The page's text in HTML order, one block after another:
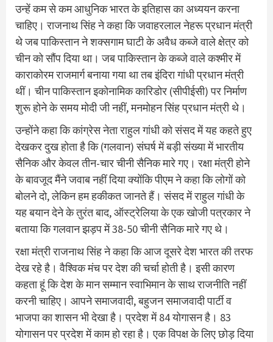
उन्हें कम से कम आधुनिक भारत के इतिहास का अध्ययन करना
चाहिए। राजनाथ सिंह ने कहा कि जवाहरलाल नेहरू प्रधान मंत्री
थे जब पाकिस्तान ने शक्सगाम घाटी के अवैध कब्जे वाले क्षेत्र को
चीन को सौंप दिया था। जब पाकिस्तान के कब्जे वाले कश्मीर में
काराकोरम राजमार्ग बनाया गया था तब इंदिरा गांधी प्रधान मंत्री
थीं। चीन पाकिस्तान इकोनामिक कारिडोर (सीपीईसी) पर निर्माण
शुरू होने के समय मोदी जी नहीं, मनमोहन सिंह प्रधान मंत्री थे।
उन्होंने कहा कि कांग्रेस नेता राहुल गांधी को संसद में यह कहते हुए
देखकर दुख होता है कि (गलवान) संघर्ष में बड़ी संख्या में भारतीय
सैनिक और केवल तीन-चार चीनी सैनिक मारे गए। रक्षा मंत्री होने
के बावजूद मैंने जवाब नहीं दिया क्योंकि पीएम ने कहा कि लोगों को
बोलने दो, लेकिन हम हकीकत जानते हैं। संसद में राहुल गांधी के
यह बयान देने के तुरंत बाद, ऑस्ट्रेलिया के एक खोजी पत्रकार ने
बताया कि गलवान झड़प में 38-50 चीनी सैनिक मारे गए थे।
रक्षा मंत्री राजनाथ सिंह ने कहा कि आज दूसरे देश भारत की तरफ
देख रहे है। वैश्विक मंच पर देश की चर्चा होती है। इसी कारण
कहता हूं कि देश के मान सम्मान स्वाभिमान के साथ राजनीति नहीं
करनी चाहिए। आपने समाजवादी, बहुजन समाजवादी पार्टी व
भाजपा का शासन भी देखा है। प्रदेश में 84 योगासन है। 83
योगासन पर प्रदेश में काम हो रहा है। एक विपक्ष के लिए छोड़ दिया